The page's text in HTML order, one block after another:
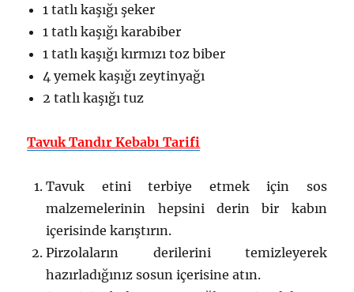
1 tatlı kaşığı şeker
1 tatlı kaşığı karabiber
1 tatlı kaşığı kırmızı toz biber
4 yemek kaşığı zeytinyağı
2 tatlı kaşığı tuz
Tavuk Tandır Kebabı Tarifi
Tavuk etini terbiye etmek için sos
malzemelerinin hepsini derin bir kabın
içerisinde karıştırın.
Pirzolaların derilerini temizleyerek
hazırladığınız sosun içerisine atın.